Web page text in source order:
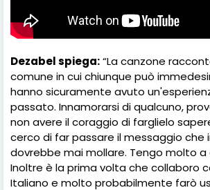
Dezabel spiega:“La canzone
comune in cui chiunque può
hanno sicuramente avuto
passato. Innamorarsi di qualcuno,
non avere il coraggio di farglielo
cerco di far passare il messaggio che
dovrebbe mai mollare. Tengo molto
Inoltre è la prima volta che collaboro
Italiano e molto probabilmente farò